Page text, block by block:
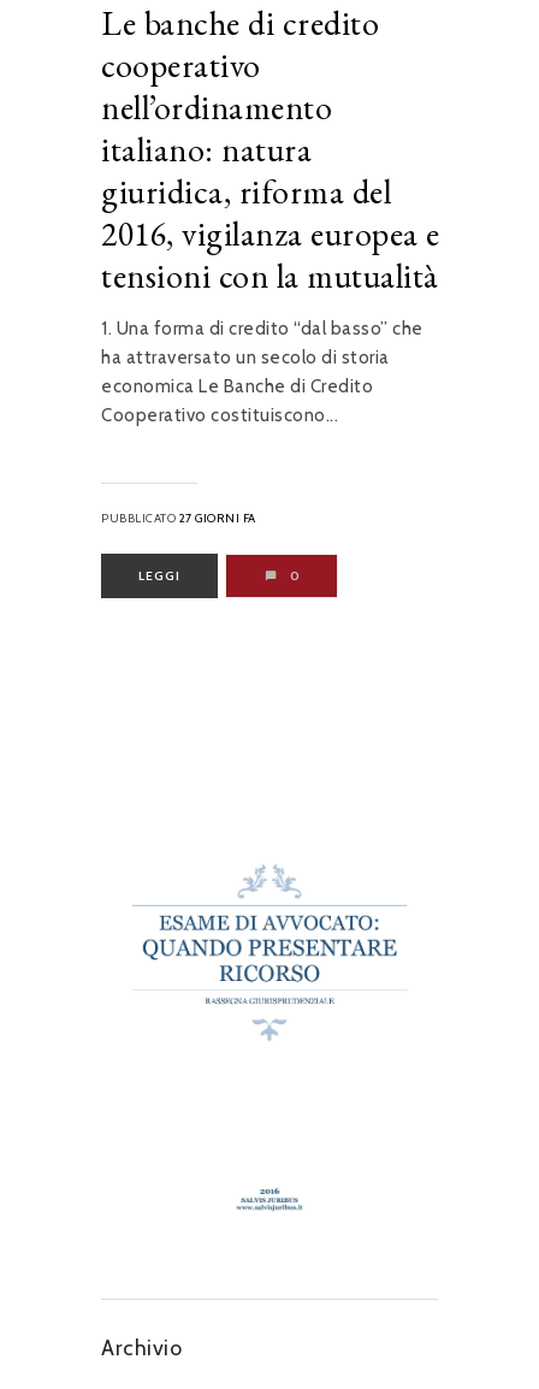
Le banche di credito
cooperativo
nell’ordinamento
italiano: natura
giuridica, riforma del
2016, vigilanza europea e
tensioni con la mutualità
1. Una forma di credito “dal basso” che
ha attraversato un secolo di storia
economica Le Banche di Credito
Cooperativo costituiscono...
PUBBLICATO 27 GIORNI FA
LEGGI 0
Archivio